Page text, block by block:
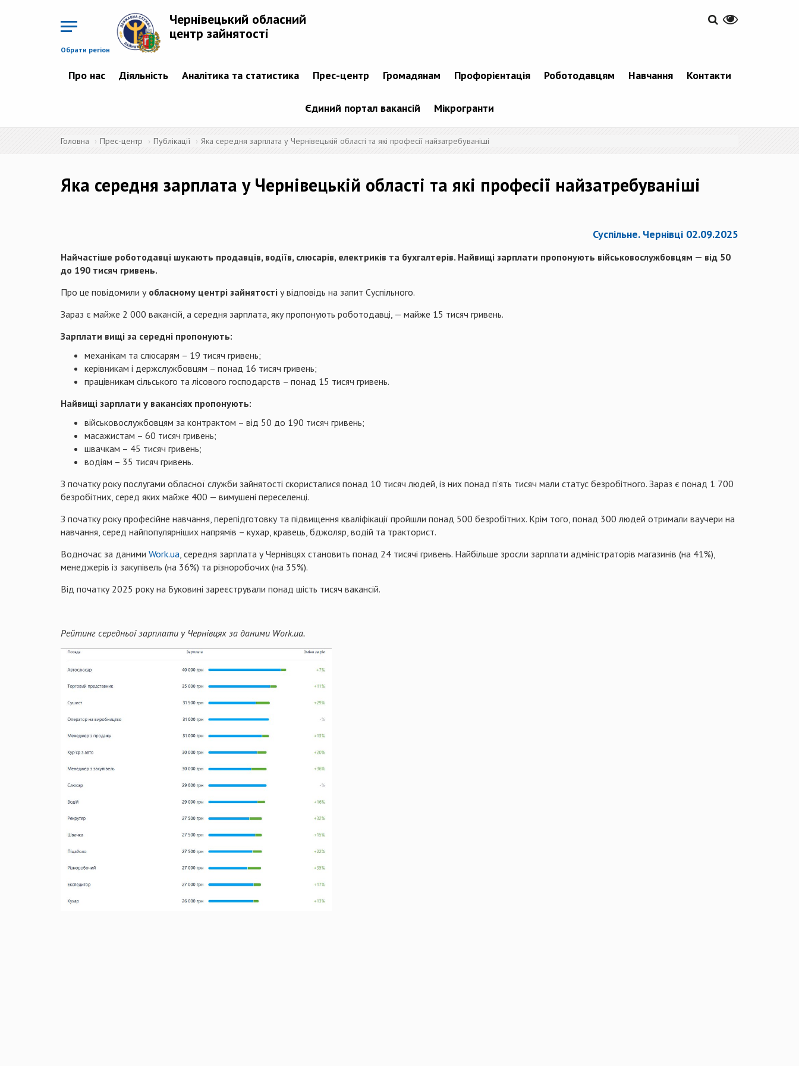
Обрати регіон
Чернівецький обласний
центр зайнятості
Про нас Діяльність Аналітика та статистика Прес-центр Громадянам Профорієнтація Роботодавцям Навчання Контакти
Єдиний портал вакансій Мікрогранти
Головна Прес-центр Публікації Яка середня зарплата у Чернівецькій області та які професії найзатребуваніші
Яка середня зарплата у Чернівецькій області та які професії найзатребуваніші
Суспільне. Чернівці 02.09.2025
Найчастіше роботодавці шукають продавців, водіїв, слюсарів, електриків та бухгалтерів. Найвищі зарплати пропонують військовослужбовцям — від 50
до 190 тисяч гривень.
Про це повідомили у обласному центрі зайнятості у відповідь на запит Суспільного.
Зараз є майже 2 000 вакансій, а середня зарплата, яку пропонують роботодавці, — майже 15 тисяч гривень.
Зарплати вищі за середні пропонують:
механікам та слюсарям – 19 тисяч гривень;
керівникам і держслужбовцям – понад 16 тисяч гривень;
працівникам сільського та лісового господарств – понад 15 тисяч гривень.
Найвищі зарплати у вакансіях пропонують:
військовослужбовцям за контрактом – від 50 до 190 тисяч гривень;
масажистам – 60 тисяч гривень;
швачкам – 45 тисяч гривень;
водіям – 35 тисяч гривень.
З початку року послугами обласної служби зайнятості скористалися понад 10 тисяч людей, із них понад п’ять тисяч мали статус безробітного. Зараз є понад 1 700
безробітних, серед яких майже 400 — вимушені переселенці.
З початку року професійне навчання, перепідготовку та підвищення кваліфікації пройшли понад 500 безробітних. Крім того, понад 300 людей отримали ваучери на
навчання, серед найпопулярніших напрямів – кухар, кравець, бджоляр, водій та тракторист.
Водночас за даними Work.ua , середня зарплата у Чернівцях становить понад 24 тисячі гривень. Найбільше зросли зарплати адміністраторів магазинів (на 41%),
менеджерів із закупівель (на 36%) та різноробочих (на 35%).
Від початку 2025 року на Буковині зареєстрували понад шість тисяч вакансій.
Рейтинг середньої зарплати у Чернівцях за даними Work.ua.